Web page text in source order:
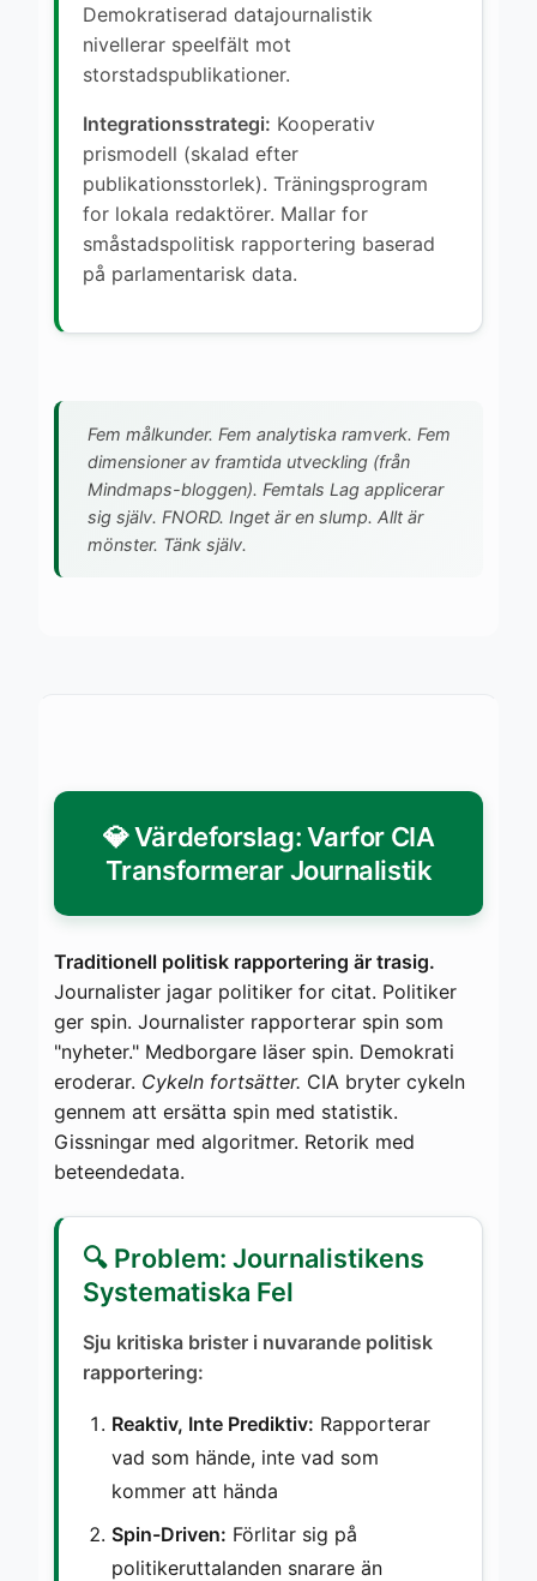
Demokratiserad datajournalistik
nivellerar speelfält mot
storstadspublikationer.
Integrationsstrategi: Kooperativ
prismodell (skalad efter
publikationsstorlek). Träningsprogram
for lokala redaktörer. Mallar for
småstadspolitisk rapportering baserad
på parlamentarisk data.
Fem målkunder. Fem analytiska ramverk. Fem
dimensioner av framtida utveckling (från
Mindmaps-bloggen). Femtals Lag applicerar
sig själv. FNORD. Inget är en slump. Allt är
mönster. Tänk själv.
💎 Värdeforslag: Varfor CIA
Transformerar Journalistik
Traditionell politisk rapportering är trasig.
Journalister jagar politiker for citat. Politiker
ger spin. Journalister rapporterar spin som
"nyheter." Medborgare läser spin. Demokrati
eroderar. Cykeln fortsätter. CIA bryter cykeln
gennem att ersätta spin med statistik.
Gissningar med algoritmer. Retorik med
beteendedata.
🔍 Problem: Journalistikens
Systematiska Fel
Sju kritiska brister i nuvarande politisk
rapportering:
Reaktiv, Inte Prediktiv: Rapporterar
vad som hände, inte vad som
kommer att hända
Spin-Driven: Förlitar sig på
politikeruttalanden snarare än